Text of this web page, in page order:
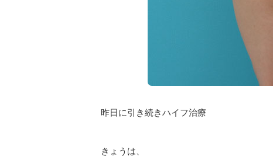
昨日に引き続きハイフ治療
きょうは、